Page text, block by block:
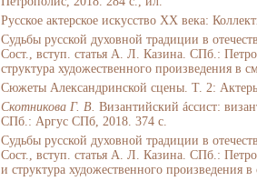
Русское актерское искусство XX века:
Судьбы русской духовной традиции в
Сост., вступ. статья А. Л. Казина. СПб.:
структура художественного произведения в
Сюжеты Александринской сцены. Т. 2:
Скотникова Г. В. Византийский áссист:
СПб.: Аргус СПб, 2018. 374 с.
Судьбы русской духовной традиции в
Сост., вступ. статья А. Л. Казина. СПб.:
и структура художественного произведения